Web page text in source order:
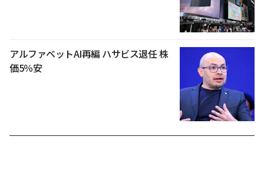
アルファベットAI再編 ハサビス退任 株
価5％安